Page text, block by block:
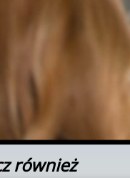
również